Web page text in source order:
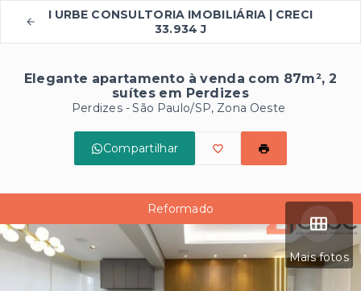
I URBE CONSULTORIA IMOBILIÁRIA | CRECI
33.934 J
Elegante apartamento à venda com 87m², 2
suítes em Perdizes
Perdizes - São Paulo/SP, Zona Oeste
Compartilhar
Mais fotos
Reformado